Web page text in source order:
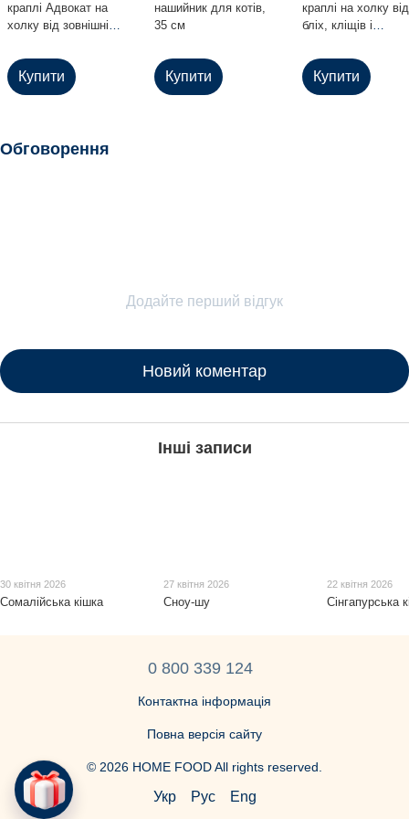
краплі Адвокат на
холку від зовнішніх і
для котів і тхорів (до
4 кг), 1 піпетка
Купити
нашийник для котів,
35 см
Купити
краплі на холку від
бліх, кліщів і
тхорів вагою до 4
1 піпетка
Купити
Обговорення
Додайте перший відгук
Новий коментар
Інші записи
30 квітня 2026
Сомалійська кішка
27 квітня 2026
Сноу-шу
22 квітня 2026
Сінгапурська
0 800 339 124
Контактна інформація
Повна версія сайту
© 2026 HOME FOOD All rights reserved.
Укр Рус Eng